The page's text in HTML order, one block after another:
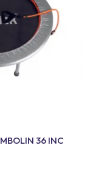
36 INC